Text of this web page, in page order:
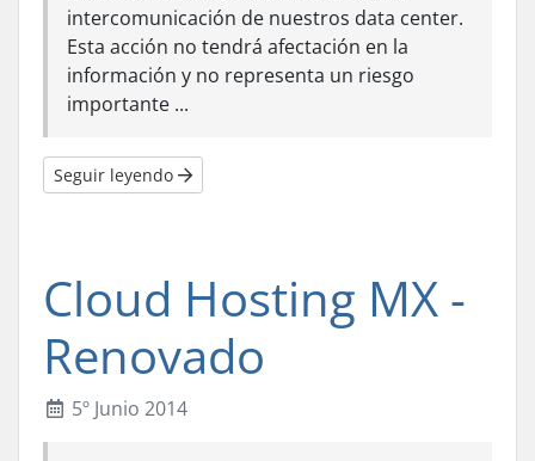
intercomunicación de nuestros data center.
Esta acción no tendrá afectación en la
información y no representa un riesgo
importante ...
Seguir leyendo
Cloud Hosting MX -
Renovado
5º Junio 2014